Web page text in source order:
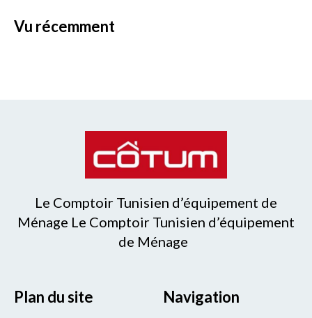
vu récemment
Le Comptoir Tunisien d’équipement de
Ménage Le Comptoir Tunisien d’équipement
de Ménage
Plan du site Navigation